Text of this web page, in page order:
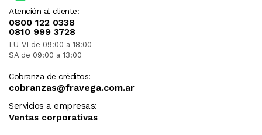
Atención al cliente:
0800 122 0338
0810 999 3728
LU-VI de 09:00 a 18:00
SA de 09:00 a 13:00
Cobranza de créditos:
cobranzas@fravega.com.ar
Servicios a empresas:
Ventas corporativas